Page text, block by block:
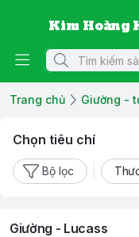
Kim Hoàng
Trang chủ Giường -
Chọn tiêu chí
Bộ lọc
Giường - Lucass